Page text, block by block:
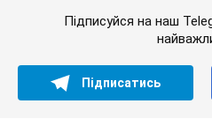
Підписуйся на наш
Підписатись